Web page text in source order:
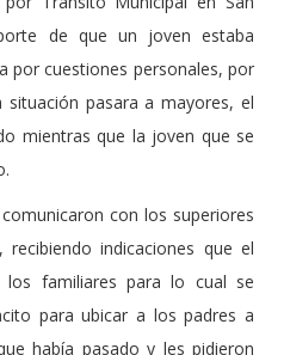
de que un joven estaba
por cuestiones personales, por
pasara a mayores, el
mientras que la joven que se
con los superiores
indicaciones que el
familiares para lo cual se
para ubicar a los padres a
había pasado y les pidieron